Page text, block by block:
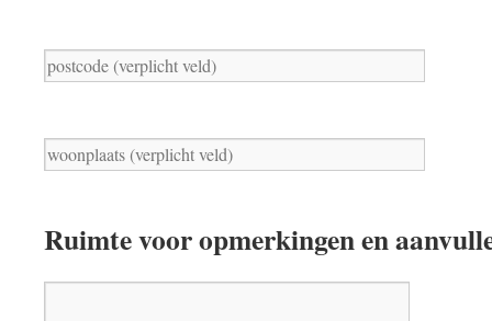
Ruimte voor opmerkingen en